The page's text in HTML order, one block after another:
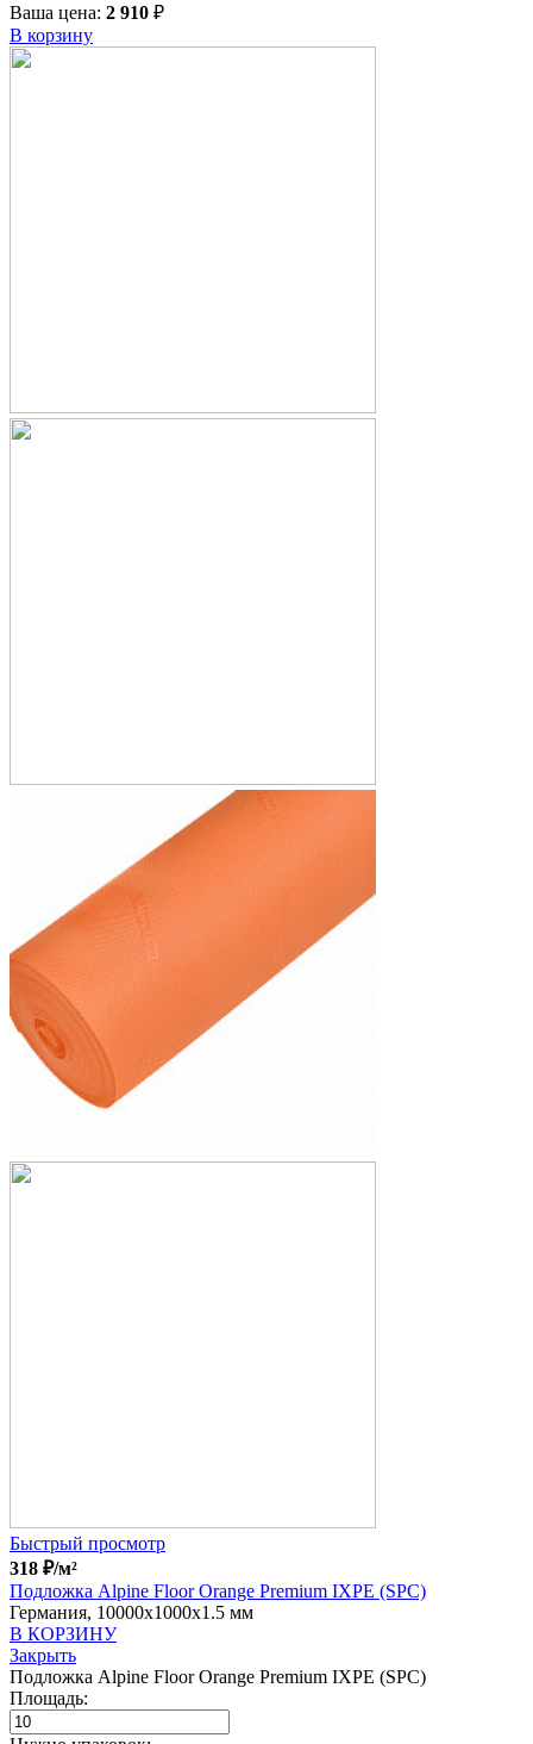
Ваша цена: 2 910 ₽
В корзину
Быстрый просмотр
318 ₽/м²
Подложка Alpine Floor Orange Premium IXPE (SPC)
Германия, 10000x1000x1.5 мм
В КОРЗИНУ
Закрыть
Подложка Alpine Floor Orange Premium IXPE (SPC)
Площадь: